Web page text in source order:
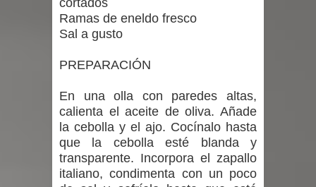
cortados
Ramas de eneldo fresco
Sal a gusto
PREPARACIÓN
En una olla con paredes altas,
calienta el aceite de oliva. Añade
la cebolla y el ajo. Cocínalo hasta
que la cebolla esté blanda y
transparente. Incorpora el zapallo
italiano, condimenta con un poco